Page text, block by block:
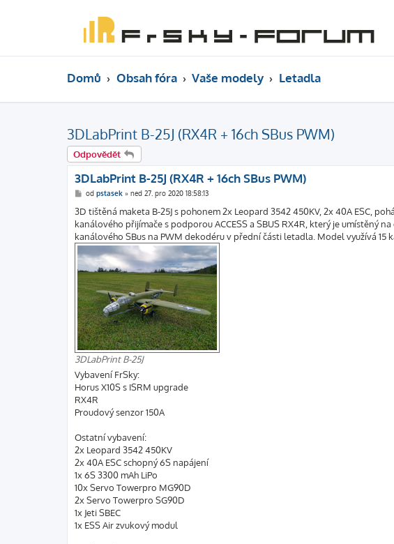
Domů Obsah fóra Vaše modely Letadla
3DLabPrint B-25J (RX4R + 16ch SBus PWM)
Odpovědět
3DLabPrint B-25J (RX4R + 16ch SBus PWM)
P
í
s
p
ě
v
k
od pstasek» ned 27. pro 2020 18:58:13
3D tištěná maketa B-25J s pohonem 2x Leopard 3542 450KV, 2x 40A ESC,
kanálového přijímače s podporou ACCESS a SBUS RX4R, který je umístěný
kanálového SBus na PWM dekodéru v přední části letadla. Model využívá 15
3DLabPrint B-25J
Vybavení FrSky:
Horus X10S s ISRM upgrade
RX4R
Proudový senzor 150A
Ostatní vybavení:
2x Leopard 3542 450KV
2x 40A ESC schopný 6S napájení
1x 6S 3300 mAh LiPo
10x Servo Towerpro MG90D
2x Servo Towerpro SG90D
1x Jeti SBEC
1x ESS Air zvukový modul